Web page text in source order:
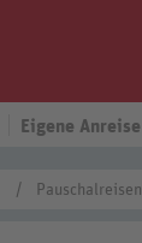
Eigene Anreise
Pauschalreisen